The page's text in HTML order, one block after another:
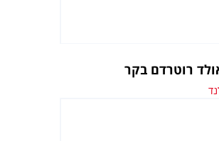
רוטרדם בקר